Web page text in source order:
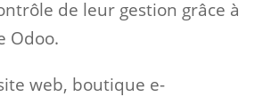
de leur gestion grâce à
Odoo.
web, boutique e-